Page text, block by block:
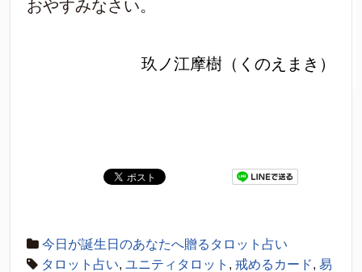
おやすみなさい。
玖ノ江摩樹（くのえまき）
今日が誕生日のあなたへ贈るタロット占い
タロット占い, ユニティタロット , 戒めるカード, 易